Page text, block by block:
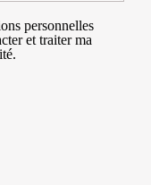
personnelles
et traiter ma